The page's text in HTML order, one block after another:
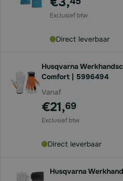
Direct leverbaar
Husqvarna
Comfort | 5996494
Vanaf
€21,69
Direct leverbaar
Husqvarna